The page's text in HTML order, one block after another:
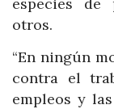
especies de
otros.
“En ningún
contra el
empleos y